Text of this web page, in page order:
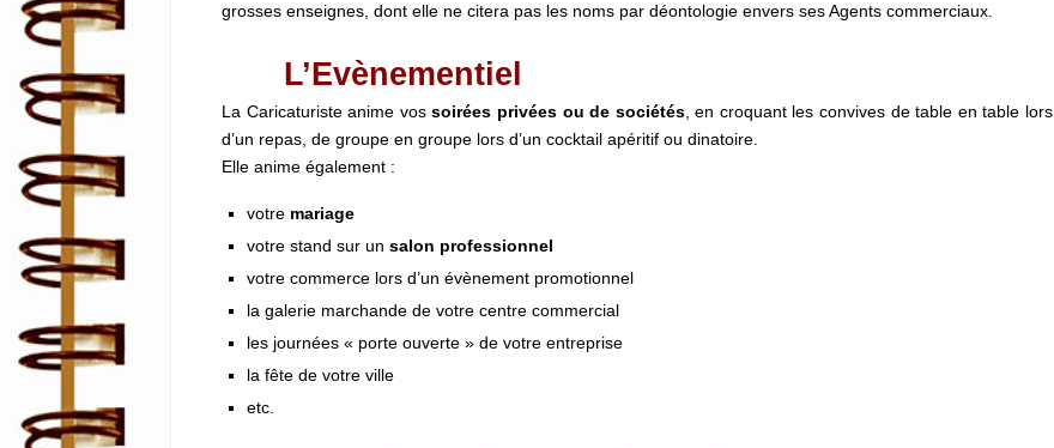
grosses enseignes, dont elle ne citera pas les noms par déontologie envers ses Agents commerciaux.
L’Evènementiel
La Caricaturiste anime vossoirées privées ou de sociétés, en croquant les convives de table en table lors
d’un repas, de groupe en groupe lors d’un cocktail apéritif ou dinatoire.
Elle anime également :
votre mariage
votre stand sur un salon professionnel
votre commerce lors d’un évènement promotionnel
la galerie marchande de votre centre commercial
les journées « porte ouverte » de votre entreprise
la fête de votre ville
etc.